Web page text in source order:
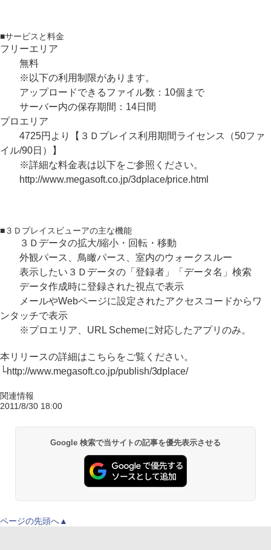
■サービスと料金
フリーエリア
無料
※以下の利用制限があります。
アップロードできるファイル数：10個まで
サーバー内の保存期間：14日間
プロエリア
4725円より【３Ｄプレイス利用期間ライセンス（50ファ
イル/90日）】
※詳細な料金表は以下をご参照ください。
http://www.megasoft.co.jp/3dplace/price.html
■３Ｄプレイスビューアの主な機能
３Ｄデータの拡大/縮小・回転・移動
外観パース、鳥瞰パース、室内のウォークスルー
表示したい３Ｄデータの「登録者」「データ名」検索
データ作成時に登録された視点で表示
メールやWebページに設定されたアクセスコードからワ
ンタッチで表示
※プロエリア、URL Schemeに対応したアプリのみ。
本リリースの詳細はこちらをご覧ください。
└http://www.megasoft.co.jp/publish/3dplace/
関連情報
2011/8/30 18:00
Google 検索で当サイトの記事を優先表示させる
ページの先頭へ▲